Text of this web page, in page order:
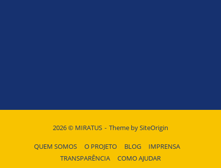
2026 © MIRATUS Theme bySiteOrigin
QUEM SOMOS O PROJETO BLOG
IMPRENSA
TRANSPARÊNCIA
COMO AJUDAR